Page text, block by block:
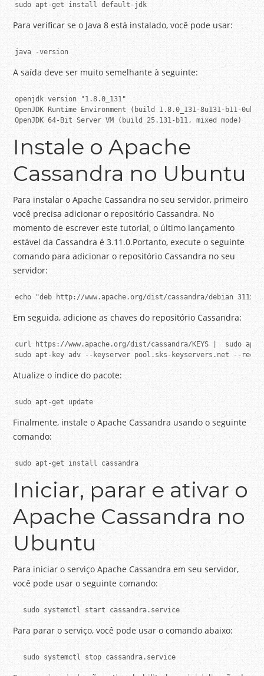
sudo apt-get install default-jdk
Para verificar se o Java 8 está instalado, você pode usar:
java -version
A saída deve ser muito semelhante à seguinte:
openjdk version "1.8.0_131"
OpenJDK Runtime Environment (build 1.8.0_131-8u131-b11-
OpenJDK 64-Bit Server VM (build 25.131-b11, mixed mode)
Instale o Apache
Cassandra no Ubuntu
Para instalar o Apache Cassandra no seu servidor, primeiro
você precisa adicionar o repositório Cassandra. No
momento de escrever este tutorial, o último lançamento
estável da Cassandra é 3.11.0.Portanto, execute o seguinte
comando para adicionar o repositório Cassandra no seu
servidor:
echo "deb http://www.apache.org/dist/cassandra/debian
Em seguida, adicione as chaves do repositório Cassandra:
curl https://www.apache.org/dist/cassandra/KEYS |
sudo
sudo apt-key adv --keyserver pool.sks-keyservers.net --recv-key
Atualize o índice do pacote:
sudo apt-get update
Finalmente, instale o Apache Cassandra usando o seguinte
comando:
sudo apt-get install cassandra
Iniciar, parar e ativar o
Apache Cassandra no
Ubuntu
Para iniciar o serviço Apache Cassandra em seu servidor,
você pode usar o seguinte comando:
sudo systemctl start cassandra.service
Para parar o serviço, você pode usar o comando abaixo:
sudo systemctl stop cassandra.service